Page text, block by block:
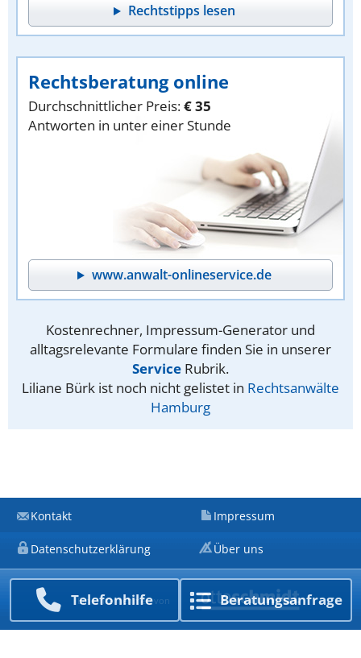
Rechtstipps lesen
Rechtsberatung online
Durchschnittlicher Preis:€ 35
Antworten in unter einer Stunde
www.anwalt-onlineservice.de
Kostenrechner, Impressum-Generator und
alltagsrelevante Formulare finden Sie in unserer
Service Rubrik.
Liliane Bürk ist noch nicht gelistet in Rechtsanwälte
Hamburg
Telefon­hilfe Beratungs­anfrage
Kontakt Impressum
Datenschutzerklärung Über uns
Ein Unternehmen von